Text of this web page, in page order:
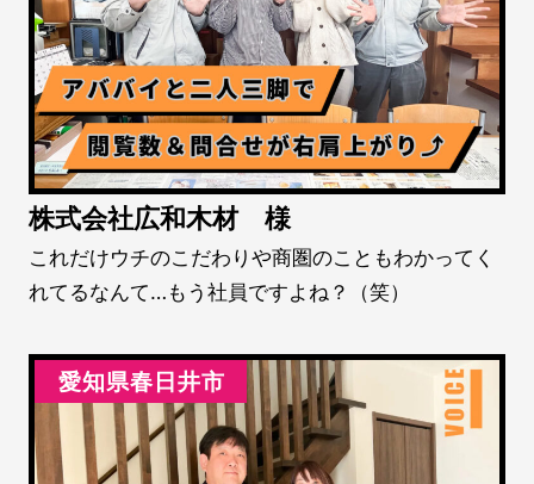
株式会社広和木材 様
これだけウチのこだわりや商圏のこともわかってく
れてるなんて…もう社員ですよね？（笑）
愛知県春日井市